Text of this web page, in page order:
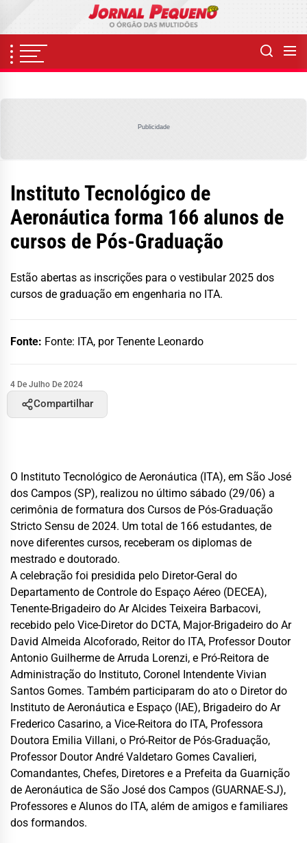
content
Publicidade
Instituto Tecnológico de
Aeronáutica forma 166 alunos de
cursos de Pós-Graduação
Estão abertas as inscrições para o vestibular 2025 dos
cursos de graduação em engenharia no ITA.
Fonte: Fonte: ITA, por Tenente Leonardo
4 De Julho De 2024
Compartilhar
O Instituto Tecnológico de Aeronáutica (ITA), em São José
dos Campos (SP), realizou no último sábado (29/06) a
cerimônia de formatura dos Cursos de Pós-Graduação
Stricto Sensu de 2024. Um total de 166 estudantes, de
nove diferentes cursos, receberam os diplomas de
mestrado e doutorado.
A celebração foi presidida pelo Diretor-Geral do
Departamento de Controle do Espaço Aéreo (DECEA),
Tenente-Brigadeiro do Ar Alcides Teixeira Barbacovi,
recebido pelo Vice-Diretor do DCTA, Major-Brigadeiro do Ar
David Almeida Alcoforado, Reitor do ITA, Professor Doutor
Antonio Guilherme de Arruda Lorenzi, e Pró-Reitora de
Administração do Instituto, Coronel Intendente Vivian
Santos Gomes. Também participaram do ato o Diretor do
Instituto de Aeronáutica e Espaço (IAE), Brigadeiro do Ar
Frederico Casarino, a Vice-Reitora do ITA, Professora
Doutora Emilia Villani, o Pró-Reitor de Pós-Graduação,
Professor Doutor André Valdetaro Gomes Cavalieri,
Comandantes, Chefes, Diretores e a Prefeita da Guarnição
de Aeronáutica de São José dos Campos (GUARNAE-SJ),
Professores e Alunos do ITA, além de amigos e familiares
dos formandos.